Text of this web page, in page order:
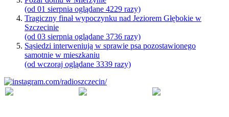
(od 01 sierpnia oglądane 4229 razy)
Tragiczny finał wypoczynku nad Jeziorem Głębokie w
Szczecinie
(od 03 sierpnia oglądane 3736 razy)
Sąsiedzi interweniują w sprawie psa pozostawionego
samotnie w mieszkaniu
(od wczoraj oglądane 3339 razy)